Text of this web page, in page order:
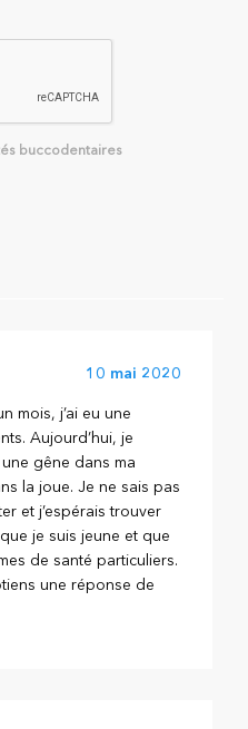
buccodentaires
10 mai 2020
mois, j’ai eu une
Aujourd’hui, je
gêne dans ma
la joue. Je ne sais pas
et j’espérais trouver
je suis jeune et que
de santé particuliers.
une réponse de